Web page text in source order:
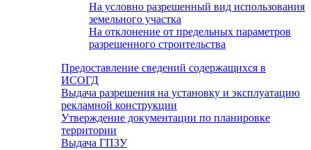
На условно разрешенный вид использования
земельного участка
На отклонение от предельных параметров
разрешенного строительства
Предоставление сведений содержащихся в
ИСОГД
Выдача разрешения на установку и эксплуатацию
рекламной конструкции
Утверждение документации по планировке
территории
Выдача ГПЗУ